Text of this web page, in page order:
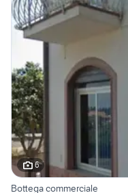
6
Bottega commerciale